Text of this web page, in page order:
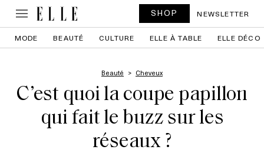
SHOP NEWSLETTER
MODE BEAUTÉ CULTURE ELLE À TABLE ELLE DÉCO
Beauté Cheveux
C’est quoi la coupe papillon
qui fait le buzz sur les
réseaux ?